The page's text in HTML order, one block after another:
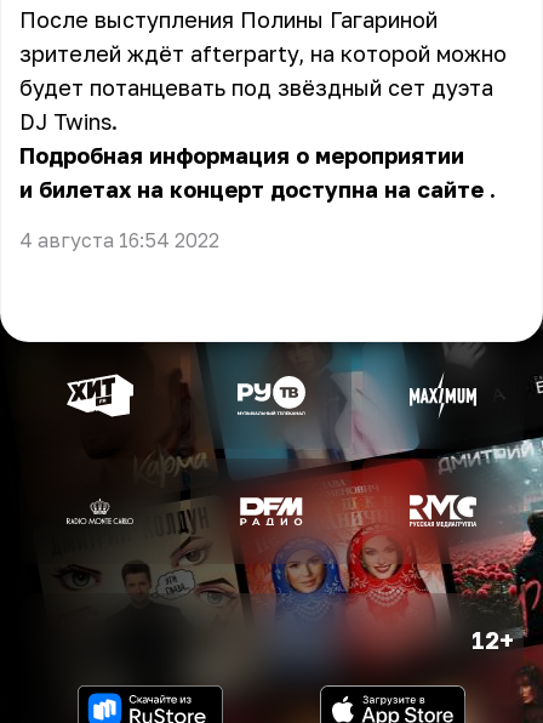
После выступления Полины Гагариной
зрителей ждёт afterparty, на которой можно
будет потанцевать под звёздный сет дуэта
DJ Twins.
Подробная информация о мероприятии
и билетах на концерт доступна на сайте .
4 августа 16:54 2022
12+